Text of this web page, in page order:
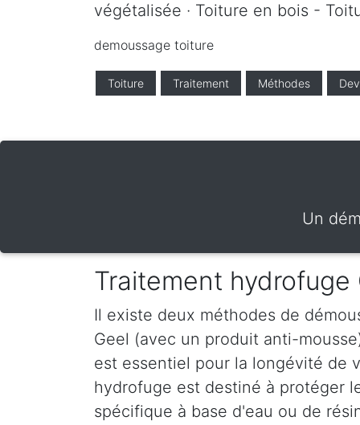
végétalisée · Toiture en bois -
demoussage toiture
Toiture Traitement Méthodes
Un
Traitement hydrofuge
Il existe deux méthodes de
Geel (avec un produit anti-
est essentiel pour la longévité de
hydrofuge est destiné à protéger
spécifique à base d'eau ou de